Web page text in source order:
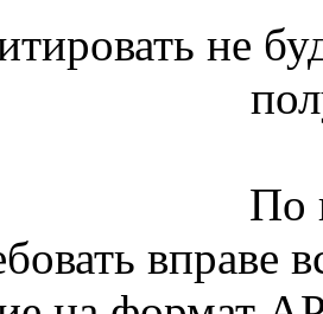
не
По
вправе